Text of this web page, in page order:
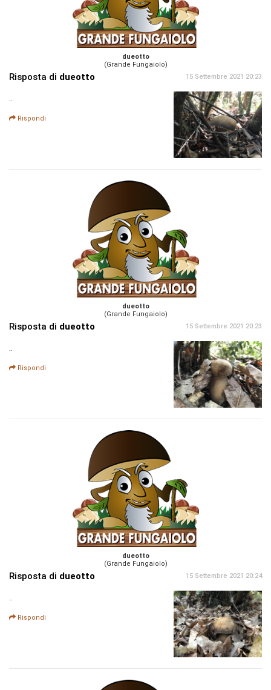
dueotto
(Grande Fungaiolo)
Risposta di dueotto 15 Settembre 2021 20:23
..
Rispondi
dueotto
(Grande Fungaiolo)
Risposta di dueotto 15 Settembre 2021 20:23
..
Rispondi
dueotto
(Grande Fungaiolo)
Risposta di dueotto 15 Settembre 2021 20:24
..
Rispondi